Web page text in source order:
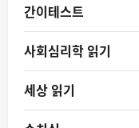
간이테스트
사회심리학 읽기
세상 읽기